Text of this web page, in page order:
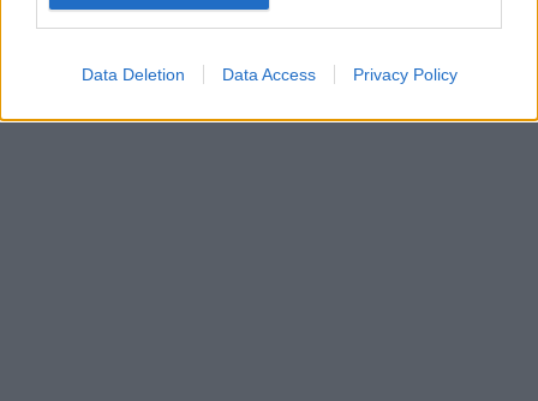
Data Deletion Data Access Privacy Policy